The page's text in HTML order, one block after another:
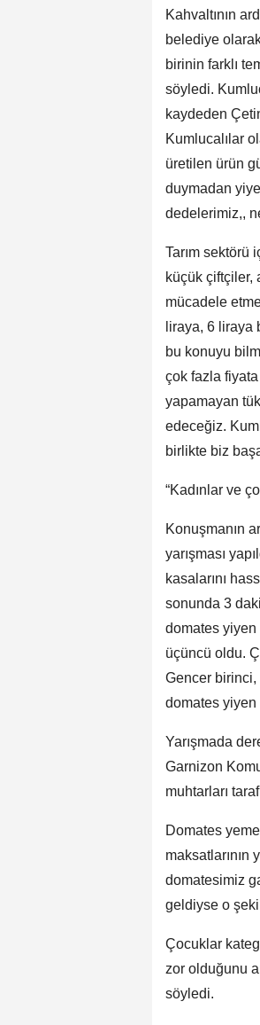
Kahvaltının
belediye
birinin farklı
söyledi.
kaydeden
Kumlucalılar
üretilen ürün
duymadan
dedelerimiz,,
Tarım sektörü
küçük çiftçiler,
mücadele
liraya, 6 liraya
bu konuyu
çok fazla
yapamayan
edeceğiz.
birlikte biz
“Kadınlar ve
Konuşmanın
yarışması
kasalarını
sonunda 3
domates
üçüncü oldu.
Gencer
domates yiyen
Yarışmada
Garnizon
muhtarları
Domates
domatesimiz
geldiyse o
Çocuklar
zor olduğunu
söyledi.